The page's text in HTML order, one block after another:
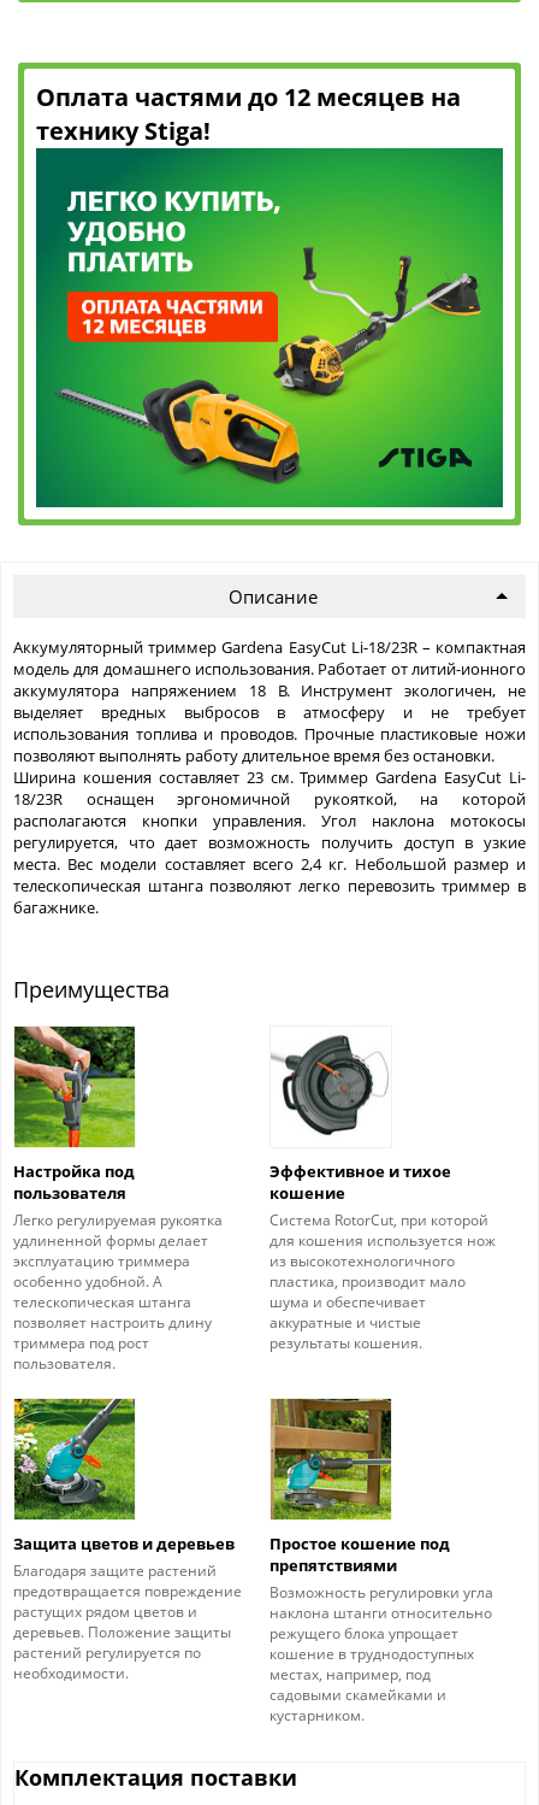
Оплата частями до 12 месяцев на
технику Stiga!
Описание
Аккумуляторный триммер Gardena EasyCut Li-18/23R – компактная
модель для домашнего использования. Работает от литий-ионного
аккумулятора напряжением 18 В. Инструмент экологичен, не
выделяет вредных выбросов в атмосферу и не требует
использования топлива и проводов. Прочные пластиковые ножи
позволяют выполнять работу длительное время без остановки.
Ширина кошения составляет 23 см. Триммер Gardena EasyCut Li-
18/23R оснащен эргономичной рукояткой, на которой
располагаются кнопки управления. Угол наклона мотокосы
регулируется, что дает возможность получить доступ в узкие
места. Вес модели составляет всего 2,4 кг. Небольшой размер и
телескопическая штанга позволяют легко перевозить триммер в
багажнике.
Преимущества
Настройка под
пользователя
Легко регулируемая рукоятка
удлиненной формы делает
эксплуатацию триммера
особенно удобной. А
телескопическая штанга
позволяет настроить длину
триммера под рост
пользователя.
Эффективное и тихое
кошение
Система RotorCut, при которой
для кошения используется нож
из высокотехнологичного
пластика, производит мало
шума и обеспечивает
аккуратные и чистые
результаты кошения.
Защита цветов и деревьев
Благодаря защите растений
предотвращается повреждение
растущих рядом цветов и
деревьев. Положение защиты
растений регулируется по
необходимости.
Простое кошение под
препятствиями
Возможность регулировки угла
наклона штанги относительно
режущего блока упрощает
кошение в труднодоступных
местах, например, под
садовыми скамейками и
кустарником.
Комплектация поставки